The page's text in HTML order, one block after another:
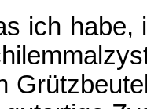
ich habe,